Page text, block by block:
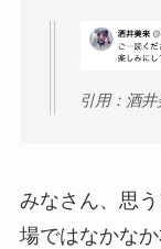
引用：酒
みなさん、思
場ではなかな